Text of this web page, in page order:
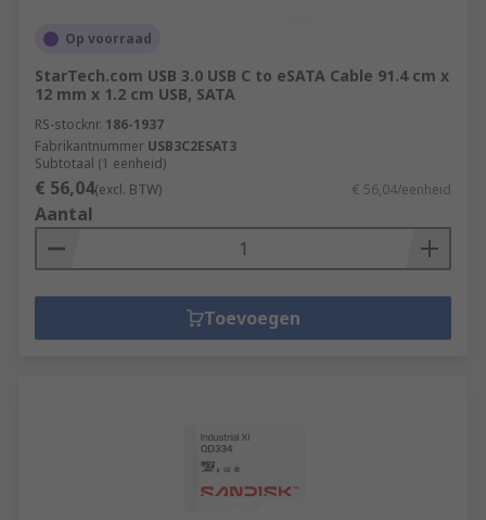
Op voorraad
StarTech.com USB 3.0 USB C to eSATA Cable 91.4 cm x
12 mm x 1.2 cm USB, SATA
RS-stocknr. 186-1937
Fabrikantnummer USB3C2ESAT3
Subtotaal (1 eenheid)
€ 56,04(excl. BTW) € 56,04/eenheid
Aantal
Toevoegen